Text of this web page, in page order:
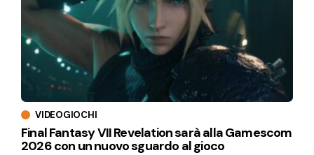
VIDEOGIOCHI
Final Fantasy VII Revelation sarà alla Gamescom
2026 con un nuovo sguardo al gioco